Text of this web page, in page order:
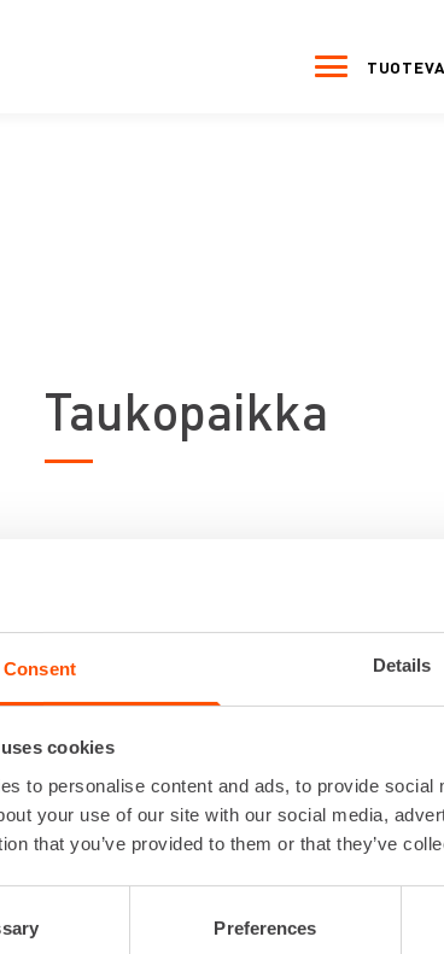
Consent Details
cookies
to personalise content and ads, to provide
your use of our site with our social media,
that you’ve provided to them or that they’ve
Preferences
Taukopaikka
Korkeus
Leveys
VUOKRAA